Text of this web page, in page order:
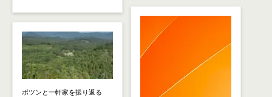
ポツンと一軒家を振り返る